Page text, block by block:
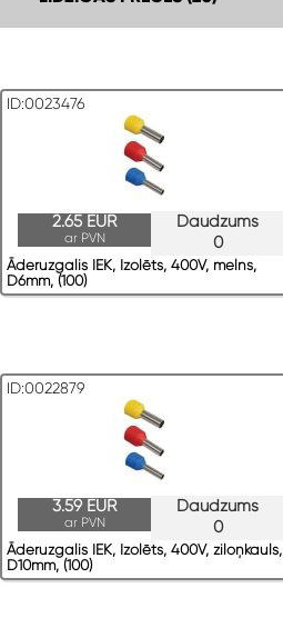
ID:0023476
Daudzums
0
2.65 EUR
ar PVN
Āderuzgalis IEK, Izolēts, 400V, melns,
D6mm, (100)
ID:0022879
Daudzums
0
3.59 EUR
ar PVN
Āderuzgalis IEK, Izolēts, 400V, ziloņkauls,
D10mm, (100)